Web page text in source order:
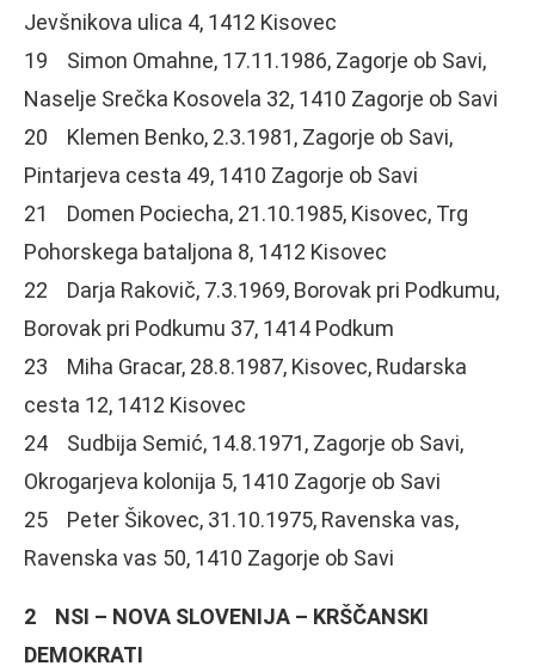
Jevšnikova ulica 4, 1412 Kisovec
19 Simon Omahne, 17.11.1986, Zagorje ob Savi,
Naselje Srečka Kosovela 32, 1410 Zagorje ob Savi
20 Klemen Benko, 2.3.1981, Zagorje ob Savi,
Pintarjeva cesta 49, 1410 Zagorje ob Savi
21 Domen Pociecha, 21.10.1985, Kisovec, Trg
Pohorskega bataljona 8, 1412 Kisovec
22 Darja Rakovič, 7.3.1969, Borovak pri Podkumu,
Borovak pri Podkumu 37, 1414 Podkum
23 Miha Gracar, 28.8.1987, Kisovec, Rudarska
cesta 12, 1412 Kisovec
24 Sudbija Semić, 14.8.1971, Zagorje ob Savi,
Okrogarjeva kolonija 5, 1410 Zagorje ob Savi
25 Peter Šikovec, 31.10.1975, Ravenska vas,
Ravenska vas 50, 1410 Zagorje ob Savi
2 NSI – NOVA SLOVENIJA – KRŠČANSKI
DEMOKRATI